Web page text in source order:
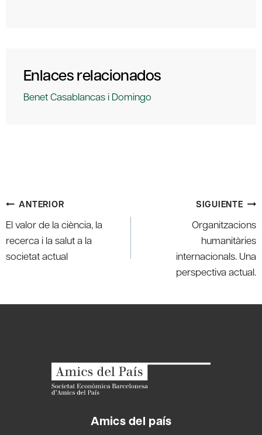
Enlaces relacionados
Benet Casablancas i Domingo
Navegación
de
entradas
ANTERIOR
El valor de la ciència, la
recerca i la salut a la
societat actual
SIGUIENTE
Organitzacions
humanitàries
internacionals. Una
perspectiva actual.
Amics del país